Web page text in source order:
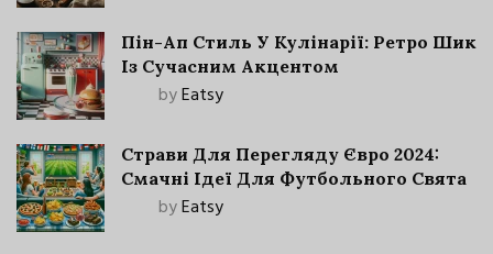
Пін-Ап Стиль У Кулінарії: Ретро Шик
Із Сучасним Акцентом
byEatsy
Страви Для Перегляду Євро 2024:
Смачні Ідеї Для Футбольного Свята
byEatsy